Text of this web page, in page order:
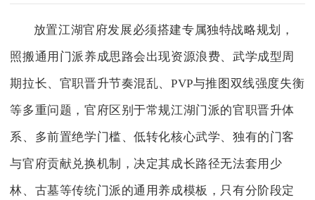
放置江湖官府发展必须搭建专属独特战略规划，
照搬通用门派养成思路会出现资源浪费、武学成型周
期拉长、官职晋升节奏混乱、PVP与推图双线强度失衡
等多重问题，官府区别于常规江湖门派的官职晋升体
系、多前置绝学门槛、低转化核心武学、独有的门客
与官府贡献兑换机制，决定其成长路径无法套用少
林、古墓等传统门派的通用养成模板，只有分阶段定